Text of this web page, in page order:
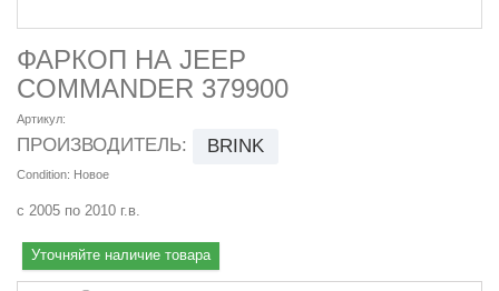
ФАРКОП НА JEEP
COMMANDER 379900
Артикул:
ПРОИЗВОДИТЕЛЬ: BRINK
Condition: Новое
с 2005 по 2010 г.в.
Уточняйте наличие товара